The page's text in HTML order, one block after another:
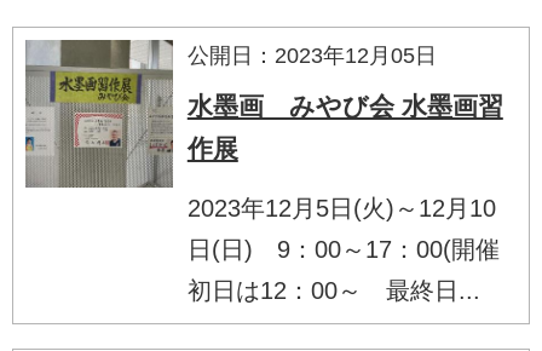
公開日：2023年12月05日
水墨画 みやび会 水墨画習
作展
2023年12月5日(火)～12月10
日(日) 9：00～17：00(開催
初日は12：00～ 最終日...